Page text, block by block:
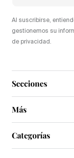
Secciones
Más
Al suscribirse,
gestionemos su
de privacidad.
Categorías